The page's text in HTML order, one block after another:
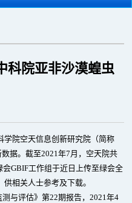
科院亚非沙漠蝗虫
学院空天信息创新研究院（简称
据。截至2021年7月，空天院共
GBIF工作组于近日上传至绿会全
相关人士参考及下载。
与评估》第22期报告，2021年4